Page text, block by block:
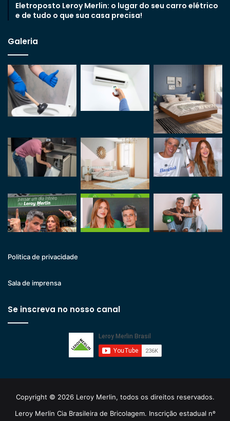
Eletroposto Leroy Merlin: o lugar do seu carro elétrico
e de tudo o que sua casa precisa!
Galeria
Politica de privacidade
Sala de imprensa
Se inscreva no nosso canal
Copyright © 2026 Leroy Merlin, todos os direitos reservados.
Leroy Merlin Cia Brasileira de Bricolagem. Inscrição estadual nº